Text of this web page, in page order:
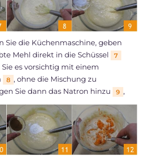
Sie die Küchenmaschine, geben
Mehl direkt in die Schüssel
7
es vorsichtig mit einem
8 , ohne die Mischung zu
Sie dann das Natron hinzu
9 ,